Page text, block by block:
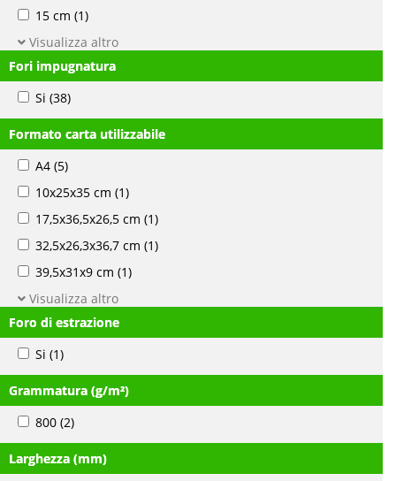
15 cm (1)
Visualizza altro
Fori impugnatura
Si (38)
Formato carta utilizzabile
A4 (5)
10x25x35 cm (1)
17,5x36,5x26,5 cm (1)
32,5x26,3x36,7 cm (1)
39,5x31x9 cm (1)
Visualizza altro
Foro di estrazione
Si (1)
Grammatura (g/m²)
800 (2)
Larghezza (mm)